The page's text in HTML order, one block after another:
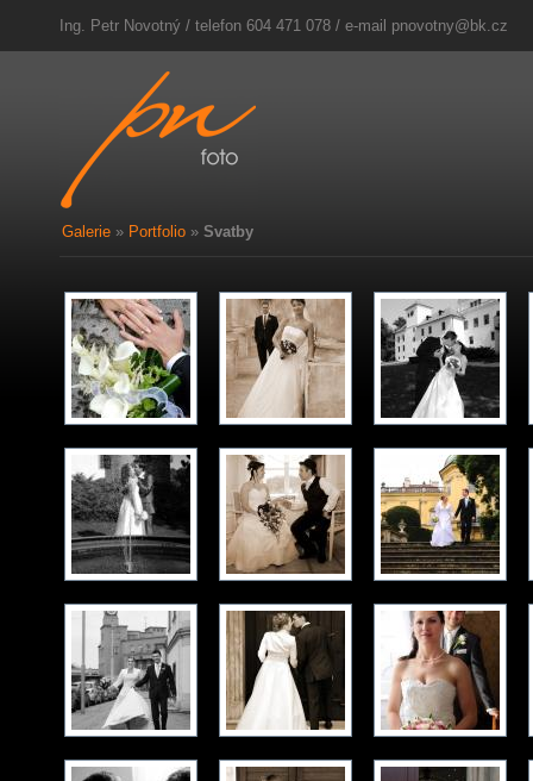
Ing. Petr Novotný / telefon 604 471 078 / e-mail pnovotny@bk.cz
Galerie » Portfolio » Svatby